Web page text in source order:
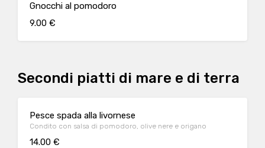
Gnocchi al pomodoro
9.00 €
Secondi piatti di mare e di terra
Pesce spada alla livornese
Condito con salsa di pomodoro, olive nere e origano
14.00 €